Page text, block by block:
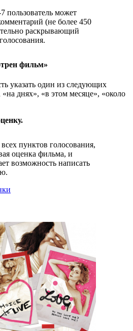
может
(не более 450
раскрывающий
фильм»
указать один из следующих
днях», «в этом месяце», «около
пунктов голосования,
оценка фильма, и
возможность написать